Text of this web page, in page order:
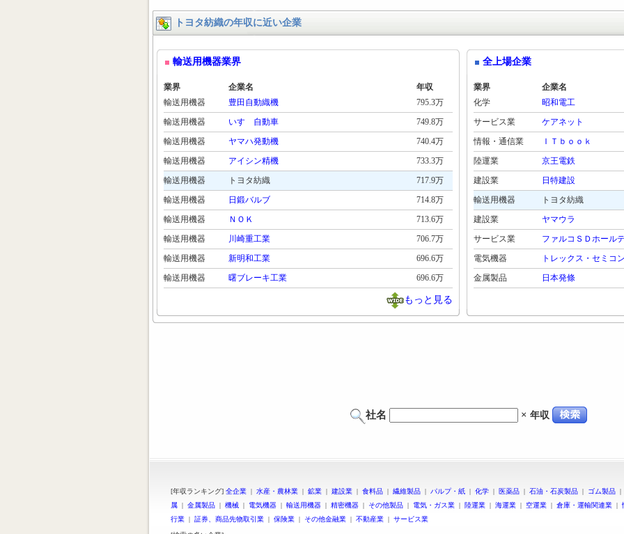
トヨタ紡織の年収に近い企業
輸送用機器業界
業界 企業名
年収
輸送用機器
豊田自動織機
795.3万
輸送用機器
いすゞ自動車
749.8万
輸送用機器
ヤマハ発動機
740.4万
輸送用機器
アイシン精機
733.3万
輸送用機器
トヨタ紡織
717.9万
輸送用機器
日鍛バルブ
714.8万
輸送用機器
ＮＯＫ
713.6万
輸送用機器
川崎重工業
706.7万
輸送用機器
新明和工業
696.6万
輸送用機器
曙ブレーキ工業 696.6万
もっと見る
全上場企業
業界
企業名
化学
昭和電工
サービス業
ケアネット
情報・通信業
ＩＴｂｏｏｋ
陸運業
京王電鉄
建設業
日特建設
輸送用機器
トヨタ紡織
建設業
ヤマウラ
サービス業
ファルコＳＤホール
電気機器
トレックス・セミコ
金属製品
日本発條
社名 × 年収
[年収ランキング] 全企業 | 水産・農林業 | 鉱業 | 建設業 | 食料品 | 繊維製品 | パルプ・紙 | 化学 | 医薬品 | 石油・石炭製品 | ゴム製品
属 | 金属製品 | 機械 | 電気機器 | 輸送用機器 | 精密機器 | その他製品 | 電気・ガス業 | 陸運業 | 海運業 | 空運業 | 倉庫・運輸関連業 |
行業 | 証券、商品先物取引業 | 保険業 | その他金融業 | 不動産業 | サービス業